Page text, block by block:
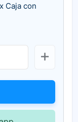
Caja con